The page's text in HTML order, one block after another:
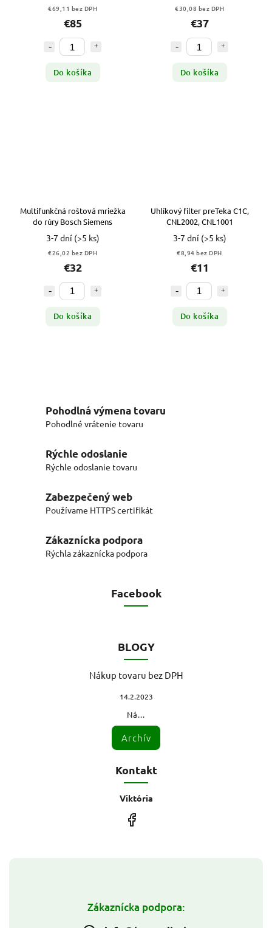
€69,11 bez DPH
€85
Do košíka
€30,08 bez DPH
€37
Do košíka
Multifunkčná roštová mriežka
do rúry Bosch Siemens
3-7 dní (>5 ks)
€26,02 bez DPH
€32
Do košíka
Uhlíkový filter preTeka C1C,
CNL2002, CNL1001
3-7 dní (>5 ks)
€8,94 bez DPH
€11
Do košíka
Pohodlná výmena tovaru
Pohodlné vrátenie tovaru
Rýchle odoslanie
Rýchle odoslanie tovaru
Zabezpečený web
Používame HTTPS certifikát
Zákaznícka podpora
Rýchla zákaznícka podpora
Zákaznícka podpora:
Facebook
BLOGY
Nákup tovaru bez DPH
14.2.2023
Ná...
Archív
Kontakt
Viktória